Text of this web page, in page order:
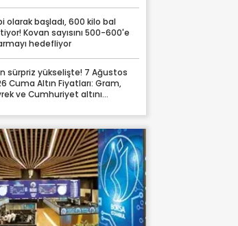
olarak başladı, 600 kilo bal
Kovan sayısını 500-600'e
hedefliyor
sürpriz yükselişte! 7 Ağustos
Cuma Altın Fiyatları: Gram,
ve Cumhuriyet altını